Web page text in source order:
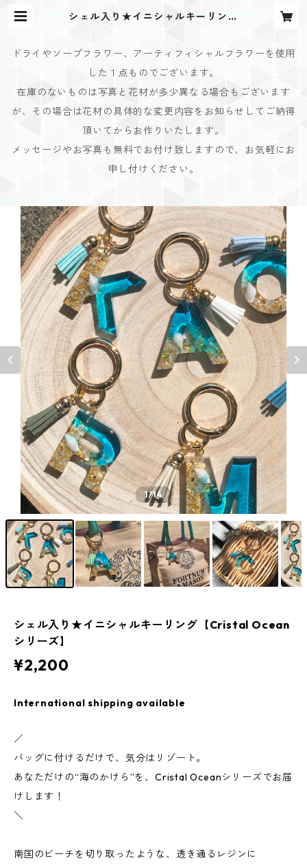
シェル入り★イニシャルキーリング
ドライやソープフラワー、アーティフィシャルフラワーを使用
した１点ものでございます。
在庫のないものは写真と花材が多少異なる場合もございます
が、その場合は花材の具体的な変更内容をお知らせしてご納得
頂いてからお作りいたします。
メッセージやお写真も無料でお付け致しますので、お気軽にお
申し付けください。
1/14
シェル入り★イニシャルキーリング【Cristal Ocean
シリーズ】
¥2,200
International shipping available
／
バッグに付けるだけで、気分はリゾート。
あなただけの“海のかけら”を、Cristal Oceanシリーズでお届
けします！
＼
南国のビーチを切り取ったような、透き通るレジンに